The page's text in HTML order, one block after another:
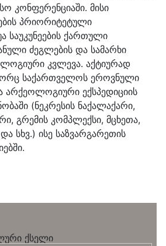
კონფერენციაში. მისი
პრიორიტეტული
საუკუნეების ქართული
ძეგლების და სამარხი
კვლევა. აქტიურად
საქართველოს ეროვნული
არქეოლოგიური ექსპედიციის
(ნეკრესის ნაქალაქარი,
გრემის კომპლექსი, მცხეთა,
სხვ.) ისე საზვარგარეთის
ქსელი